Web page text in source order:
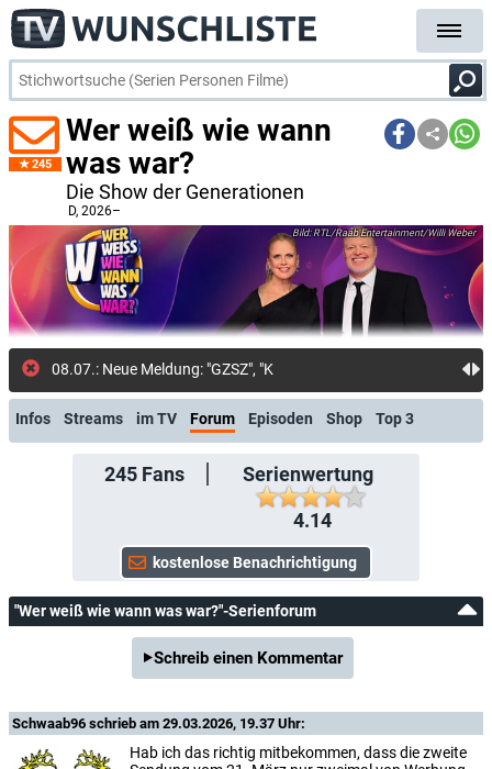
245
Wer weiß wie wann
was war?
Die Show der Generationen
D, 2026–
RTL/Raab Entertainment/Willi Weber
08.07.: Neue Meldung: "GZSZ", "Kampf der Real
Infos Streams im TV Forum Episoden Shop Top 3
245Fans
Serienwertung
4.14
"Wer weiß wie wann was war?"-Serienforum
Schreib einen Kommentar
Schwaab96 schrieb am 29.03.2026, 19.37 Uhr:
Hab ich das richtig mitbekommen, dass die zweite